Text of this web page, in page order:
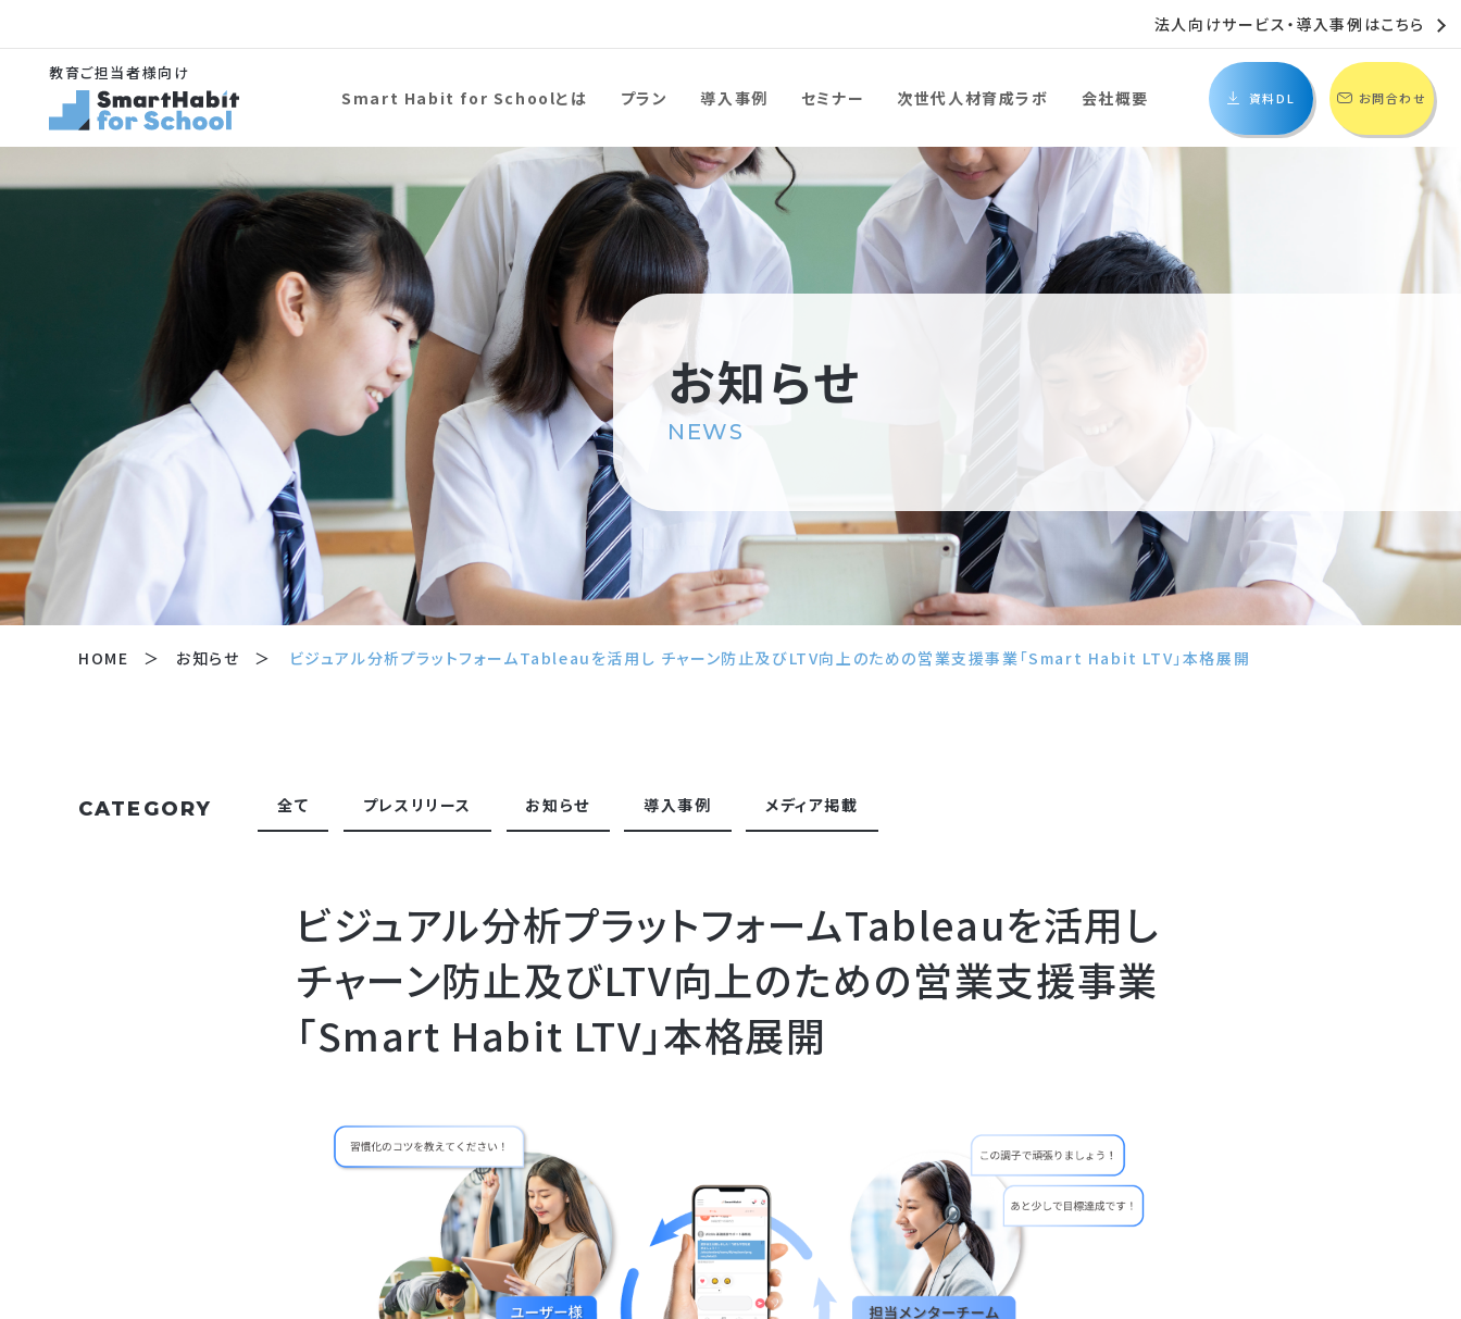
法人向けサービス・導入事例はこちら
教育ご担当者様向け
Smart Habit for Schoolとは プラン 導入事例 セミナー 次世代人材育成ラボ 会社概要 資料DL お問合わせ
お知らせ
NEWS
HOME お知らせ ビジュアル分析プラットフォームTableauを活用し チャーン防止及びLTV向上のための営業支援事業「Smart Habit LTV」本格展開
CATEGORY 全て プレスリリース お知らせ 導入事例 メディア掲載
ビジュアル分析プラットフォームTableauを活用し
チャーン防止及びLTV向上のための営業支援事業
「Smart Habit LTV」本格展開